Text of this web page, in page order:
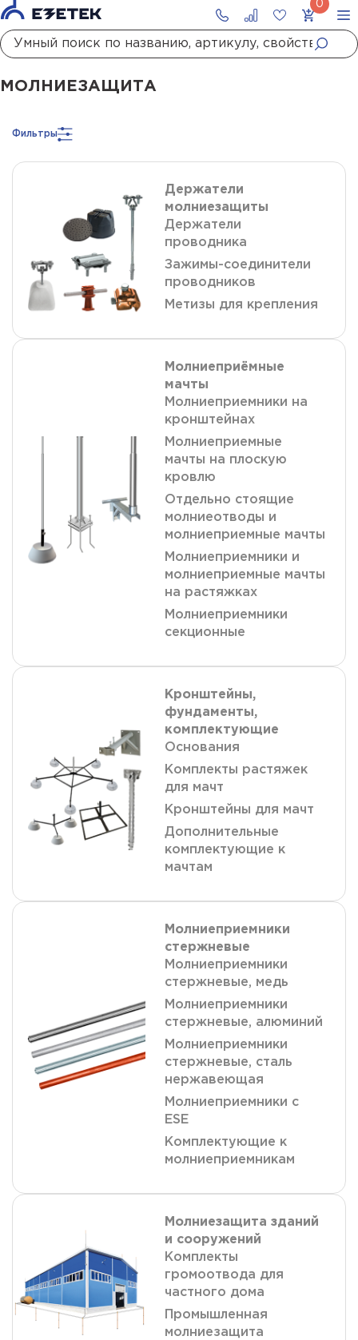
ГлавнаяКаталог Молниезащита
МОЛНИЕЗАЩИТА
Фильтры
Держатели
молниезащиты
Держатели
проводника
Зажимы-соединители
проводников
Метизы для крепления
Молниеприёмные
мачты
Молниеприемники на
кронштейнах
Молниеприемные
мачты на плоскую
кровлю
Отдельно стоящие
молниеотводы и
молниеприемные мачты
Молниеприемники и
молниеприемные мачты
на растяжках
Молниеприемники
секционные
Кронштейны,
фундаменты,
комплектующие
Основания
Комплекты растяжек
для мачт
Кронштейны для мачт
Дополнительные
комплектующие к
мачтам
Молниеприемники
стержневые
Молниеприемники
стержневые, медь
Молниеприемники
стержневые, алюминий
Молниеприемники
стержневые, сталь
нержавеющая
Молниеприемники с
ESE
Комплектующие к
молниеприемникам
Молниезащита зданий
и сооружений
Комплекты
громоотвода для
частного дома
Промышленная
молниезащита